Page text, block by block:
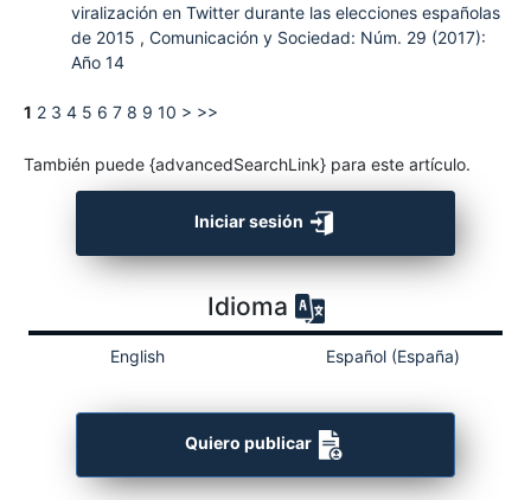
viralización en Twitter durante las elecciones españolas
de 2015 , Comunicación y Sociedad: Núm. 29 (2017):
Año 14
1 2 3 4 5 6 7 8 9 10 > >>
También puede {advancedSearchLink} para este artículo.
Iniciar sesión
Idioma
English Español (España)
Quiero publicar